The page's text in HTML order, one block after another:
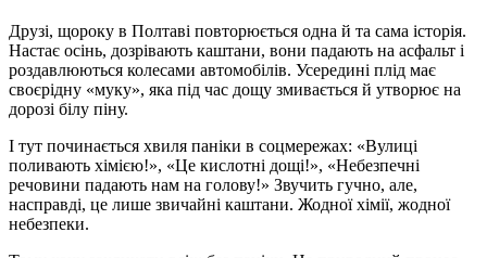
Друзі, щороку в Полтаві повторюється одна й та сама історія.
Настає осінь, дозрівають каштани, вони падають на асфальт і
роздавлюються колесами автомобілів. Усередині плід має
своєрідну «муку», яка під час дощу змивається й утворює на
дорозі білу піну.
І тут починається хвиля паніки в соцмережах: «Вулиці
поливають хімією!», «Це кислотні дощі!», «Небезпечні
речовини падають нам на голову!» Звучить гучно, але,
насправді, це лише звичайні каштани. Жодної хімії, жодної
небезпеки.